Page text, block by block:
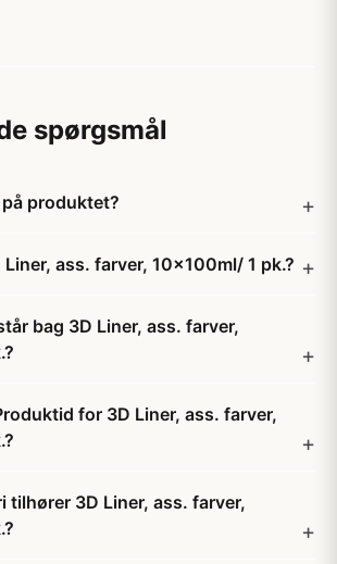
spørgsmål
produktet?
ass. farver, 10x100ml/ 1 pk.?
bag 3D Liner, ass. farver,
for 3D Liner, ass. farver,
tilhører 3D Liner, ass. farver,